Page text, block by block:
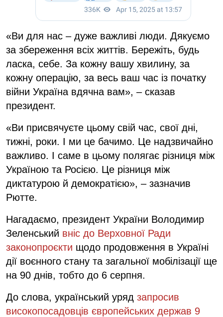
«Ви для нас – дуже важливі люди. Дякуємо
за збереження всіх життів. Бережіть, будь
ласка, себе. За кожну вашу хвилину, за
кожну операцію, за весь ваш час із початку
війни Україна вдячна вам», – сказав
президент.
«Ви присвячуєте цьому свій час, свої дні,
тижні, роки. І ми це бачимо. Це надзвичайно
важливо. І саме в цьому полягає різниця між
Україною та Росією. Це різниця між
диктатурою й демократією», – зазначив
Рютте.
Нагадаємо, президент України Володимир
Зеленський вніс до Верховної Ради
законопроєкти щодо продовження в Україні
дії воєнного стану та загальної мобілізації ще
на 90 днів, тобто до 6 серпня.
До слова, український уряд запросив
високопосадовців європейських держав 9